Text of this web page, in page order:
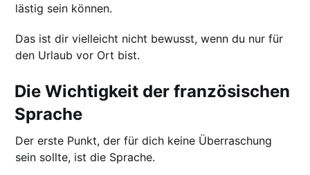
lästig sein können.
Das ist dir vielleicht nicht bewusst, wenn du nur für
den Urlaub vor Ort bist.
Die Wichtigkeit der französischen
Sprache
Der erste Punkt, der für dich keine Überraschung
sein sollte, ist die Sprache.